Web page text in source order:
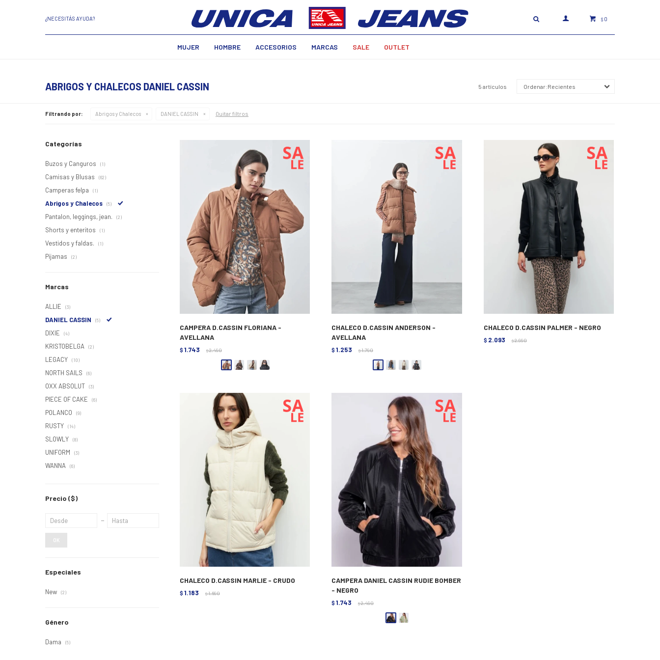
MUJER HOMBRE ACCESORIOS MARCAS SALE OUTLET
$ 0
¿NECESITÁS AYUDA?
ABRIGOS Y CHALECOS DANIEL CASSIN 5 artículos Recientes
Filtrando por: Abrigos y Chalecos DANIEL CASSIN Quitar filtros
CAMPERA D.CASSIN FLORIANA -
AVELLANA
$ 1.743 $ 2.490
CHALECO D.CASSIN ANDERSON -
AVELLANA
$ 1.253 $ 1.790
CHALECO D.CASSIN PALMER - NEGRO
$ 2.093 $ 2.990
CHALECO D.CASSIN MARLIE - CRUDO
$ 1.183 $ 1.690
CAMPERA DANIEL CASSIN RUDIE BOMBER
- NEGRO
$ 1.743 $ 2.490
Categorías
Buzos y Canguros (1)
Camisas y Blusas (62)
Camperas felpa (1)
Abrigos y Chalecos (5)
Pantalon, leggings, jean. (2)
Shorts y enteritos (1)
Vestidos y faldas. (1)
Pijamas (2)
Marcas
ALLIE (3)
DANIEL CASSIN (5)
DIXIE (4)
KRISTOBELGA (2)
LEGACY (10)
NORTH SAILS (6)
OXX ABSOLUT (3)
PIECE OF CAKE (6)
POLANCO (9)
RUSTY (14)
SLOWLY (8)
UNIFORM (3)
WANNA (6)
Precio ($)
OK
Especiales
New (2)
Género
Dama (5)